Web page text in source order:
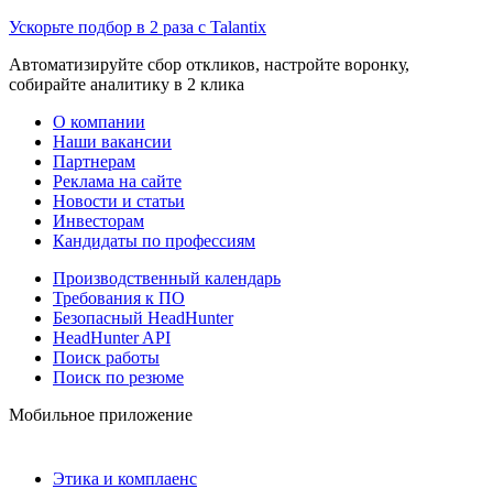
Ускорьте подбор в 2 раза с Talantix
Автоматизируйте сбор откликов, настройте воронку,
собирайте аналитику в 2 клика
О компании
Наши вакансии
Партнерам
Реклама на сайте
Новости и статьи
Инвесторам
Кандидаты по профессиям
Производственный календарь
Требования к ПО
Безопасный HeadHunter
HeadHunter API
Поиск работы
Поиск по резюме
Мобильное приложение
Этика и комплаенс